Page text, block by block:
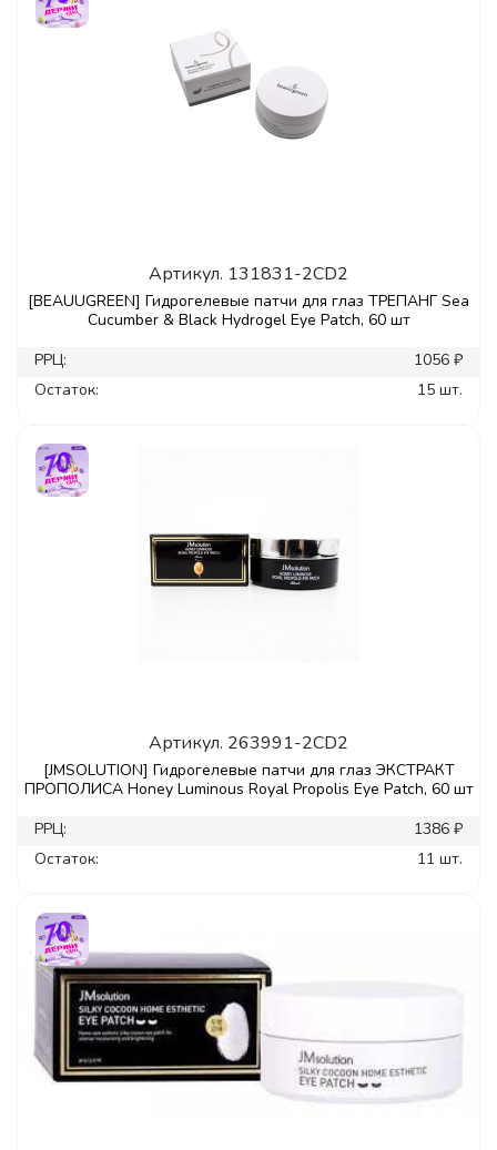
Артикул. 131831-2CD2
[BEAUUGREEN] Гидрогелевые патчи для глаз ТРЕПАНГ Sea
Cucumber & Black Hydrogel Eye Patch, 60 шт
РРЦ:
1056 ₽
Остаток:
15 шт.
Артикул. 263991-2CD2
[JMSOLUTION] Гидрогелевые патчи для глаз ЭКСТРАКТ
ПРОПОЛИСА Honey Luminous Royal Propolis Eye Patch, 60 шт
РРЦ:
1386 ₽
Остаток:
11 шт.